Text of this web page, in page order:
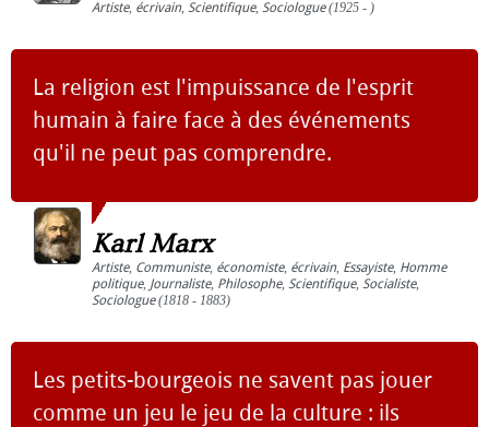
Artiste, écrivain, Scientifique, Sociologue(1925 - )
La religion est l'impuissance de l'esprit
humain à faire face à des événements
qu'il ne peut pas comprendre.
Karl Marx
Artiste, Communiste, économiste, écrivain, Essayiste, Homme
politique, Journaliste, Philosophe, Scientifique, Socialiste,
Sociologue(1818 - 1883)
Les petits-bourgeois ne savent pas jouer
comme un jeu le jeu de la culture : ils